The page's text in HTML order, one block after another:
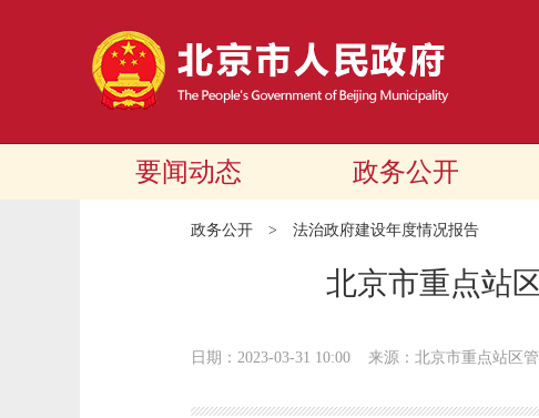
要闻动态 政务公开
政务公开 > 法治政府建设年度情况报告
北京市重点站
日期：2023-03-31 10:00 来源：北京市重点站区